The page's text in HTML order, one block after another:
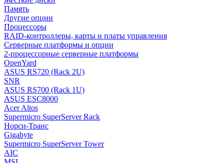
Память
Другие опции
Процессоры
RAID-контроллеры, карты и платы управления
Серверные платформы и опции
2-процессорные серверные платформы
OpenYard
ASUS RS720 (Rack 2U)
SNR
ASUS RS700 (Rack 1U)
ASUS ESC8000
Acer Altos
Supermicro SuperServer Rack
Норси-Транс
Gigabyte
Supermicro SuperServer Tower
AIC